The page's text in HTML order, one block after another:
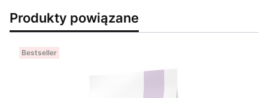
Produkty powiązane
Bestseller